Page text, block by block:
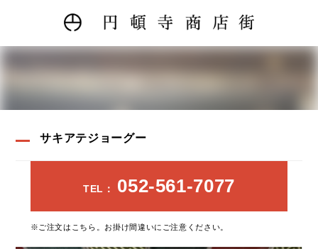
サキアテジョーグー
TEL： 052-561-7077
※ご注文はこちら。お掛け間違いにご注意ください。